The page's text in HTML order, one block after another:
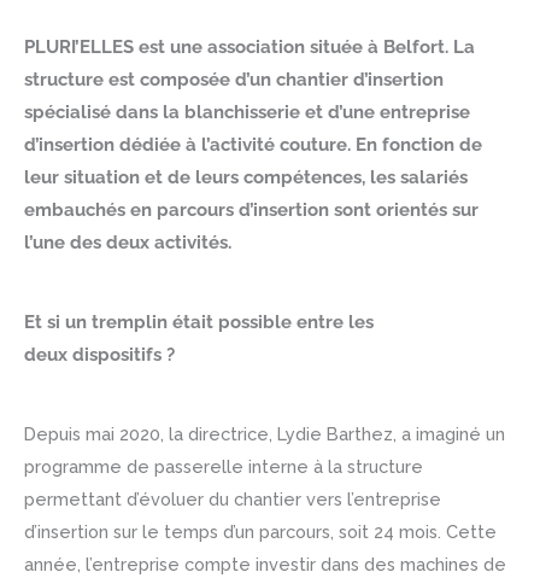
PLURI’ELLES est une association située à Belfort. La
structure est composée d’un chantier d’insertion
spécialisé dans la blanchisserie et d’une entreprise
d’insertion dédiée à l’activité couture. En fonction de
leur situation et de leurs compétences, les salariés
embauchés en parcours d’insertion sont orientés sur
l’une des deux activités.
Et si un tremplin était possible entre les
deux dispositifs ?
Depuis mai 2020, la directrice, Lydie Barthez, a imaginé un
programme de passerelle interne à la structure
permettant d’évoluer du chantier vers l’entreprise
d’insertion sur le temps d’un parcours, soit 24 mois. Cette
année, l’entreprise compte investir dans des machines de